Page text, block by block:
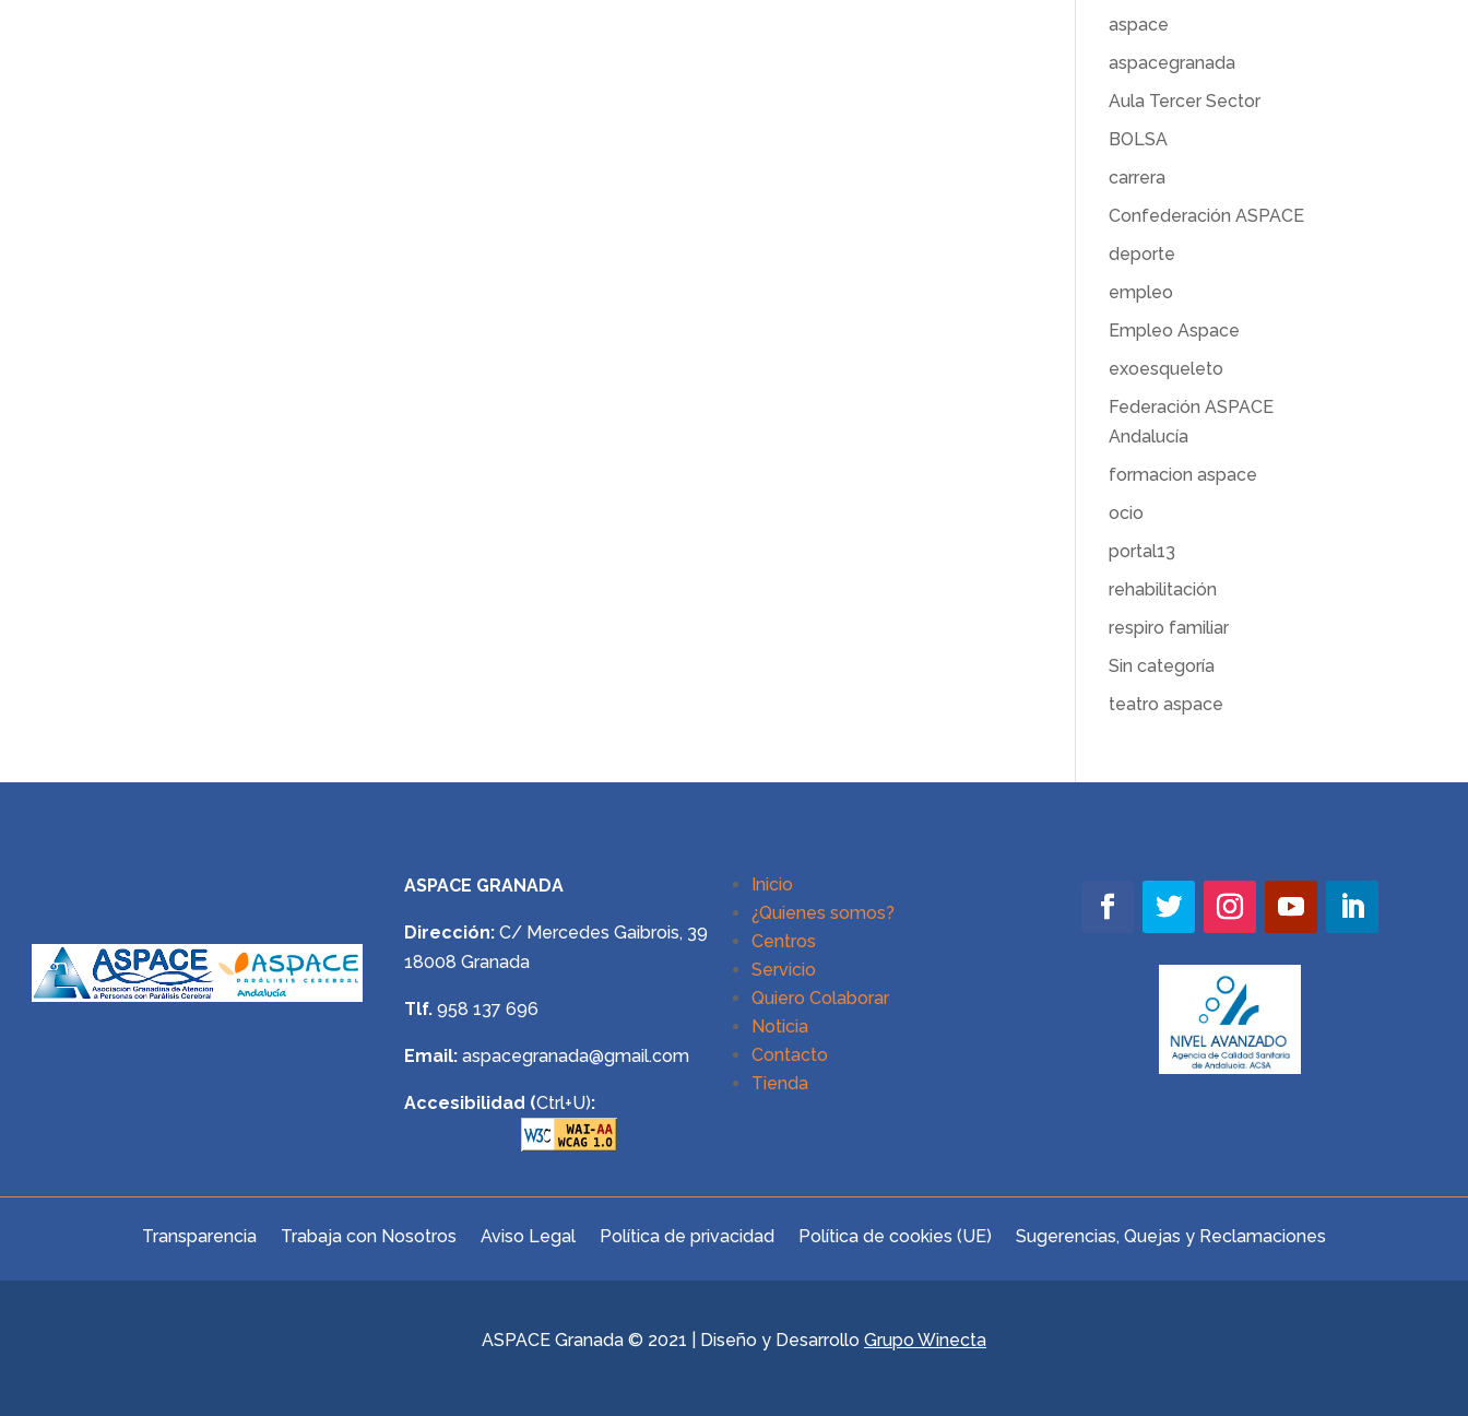
aspace
aspacegranada
Aula Tercer Sector
BOLSA
carrera
Confederación ASPACE
deporte
empleo
Empleo Aspace
exoesqueleto
Federación ASPACE
Andalucía
formacion aspace
ocio
portal13
rehabilitación
respiro familiar
Sin categoría
teatro aspace
ASPACE GRANADA
Dirección: C/ Mercedes Gaibrois, 39
18008 Granada
Tlf. 958 137 696
Email: aspacegranada@gmail.com
Accesibilidad (Ctrl+U):
Inicio
¿Quienes somos?
Centros
Servicio
Quiero Colaborar
Noticia
Contacto
Tienda
Transparencia Trabaja con Nosotros Aviso Legal Política de privacidad Política de cookies (UE) Sugerencias, Quejas y Reclamaciones
ASPACE Granada © 2021 | Diseño y Desarrollo Grupo Winecta